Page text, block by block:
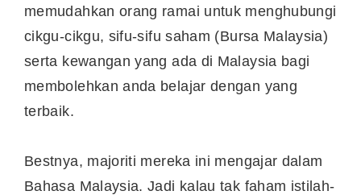
memudahkan orang ramai untuk menghubungi
cikgu-cikgu, sifu-sifu saham (Bursa Malaysia)
serta kewangan yang ada di Malaysia bagi
membolehkan anda belajar dengan yang
terbaik.
Bestnya, majoriti mereka ini mengajar dalam
Bahasa Malaysia. Jadi kalau tak faham istilah-